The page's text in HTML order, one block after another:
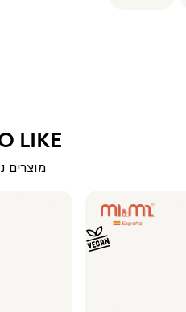
LIKE
מוצרים